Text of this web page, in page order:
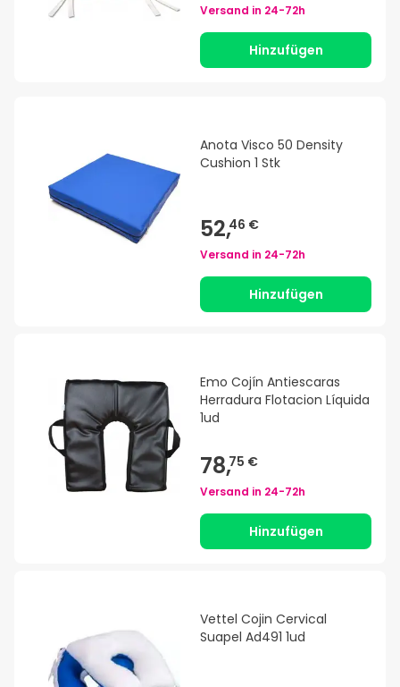
Versand in 24-72h
Hinzufügen
Anota Visco 50 Density
Cushion 1 Stk
52,46 €
Versand in 24-72h
Hinzufügen
Emo Cojín Antiescaras
Herradura Flotacion Líquida
1ud
78,75 €
Versand in 24-72h
Hinzufügen
Vettel Cojin Cervical
Suapel Ad491 1ud